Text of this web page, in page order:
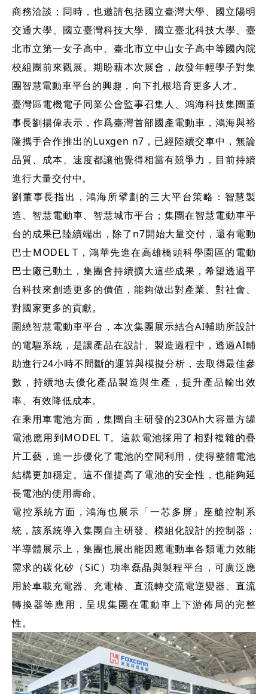
商務洽談；同時，也邀請包括國立臺灣大學、國立陽明
交通大學、國立臺灣科技大學、國立臺北科技大學、臺
北市立第一女子高中、臺北市立中山女子高中等國內院
校組團前來觀展。期盼藉本次展會，啟發年輕學子對集
團智慧電動車平台的興趣，向下扎根培育更多人才。
臺灣區電機電子同業公會監事召集人、鴻海科技集團董
事長劉揚偉表示，作爲臺灣首部國產電動車，鴻海與裕
隆攜手合作推出的Luxgen n7，已經陸續交車中，無論
品質、成本、速度都讓他覺得相當有競爭力，目前持續
進行大量交付中。
劉董事長指出，鴻海所擘劃的三大平台策略：智慧製
造、智慧電動車、智慧城市平台；集團在智慧電動車平
台的成果已陸續端出，除了n7開始大量交付，還有電動
巴士MODEL T，鴻華先進在高雄橋頭科學園區的電動
巴士廠已動土，集團會持續擴大這些成果，希望透過平
台科技來創造更多的價值，能夠做出對產業、對社會、
對國家更多的貢獻。
圍繞智慧電動車平台，本次集團展示結合AI輔助所設計
的電驅系統，是讓產品在設計、製造過程中，透過AI輔
助進行24小時不間斷的運算與模擬分析，去取得最佳參
數，持續地去優化產品製造與生產，提升產品輸出效
率、有效降低成本。
在乘用車電池方面，集團自主研發的230Ah大容量方罐
電池應用到MODEL T。這款電池採用了相對複雜的疊
片工藝，進一步優化了電池的空間利用，使得整體電池
結構更加穩定。這不僅提高了電池的安全性，也能夠延
長電池的使用壽命。
電控系統方面，鴻海也展示「一芯多屏」座艙控制系
統，該系統導入集團自主研發、模組化設計的控制器；
半導體展示上，集團也展出能因應電動車各類電力效能
需求的碳化矽（SiC）功率磊晶與製程平台，可廣泛應
用於車載充電器、充電樁、直流轉交流電逆變器、直流
轉換器等應用，呈現集團在電動車上下游佈局的完整
性。